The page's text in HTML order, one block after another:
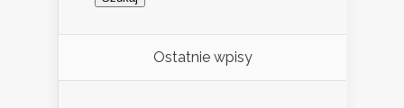
Ostatnie wpisy